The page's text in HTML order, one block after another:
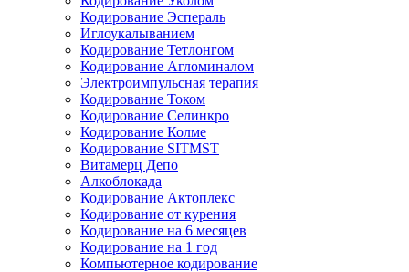
Кодирование Эспераль
Иглоукалыванием
Кодирование Тетлонгом
Кодирование Агломиналом
Электроимпульсная терапия
Кодирование Током
Кодирование Селинкро
Кодирование Колме
Кодирование SITMST
Витамерц Депо
Алкоблокада
Кодирование Актоплекс
Кодирование от курения
Кодирование на 6 месяцев
Кодирование на 1 год
Компьютерное кодирование